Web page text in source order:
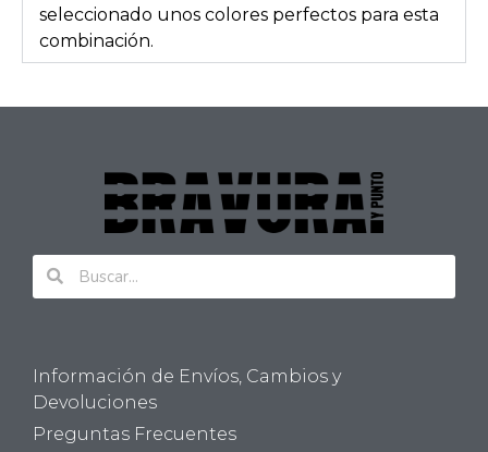
seleccionado unos colores perfectos para esta
combinación.
Información de Envíos, Cambios y
Devoluciones
Preguntas Frecuentes